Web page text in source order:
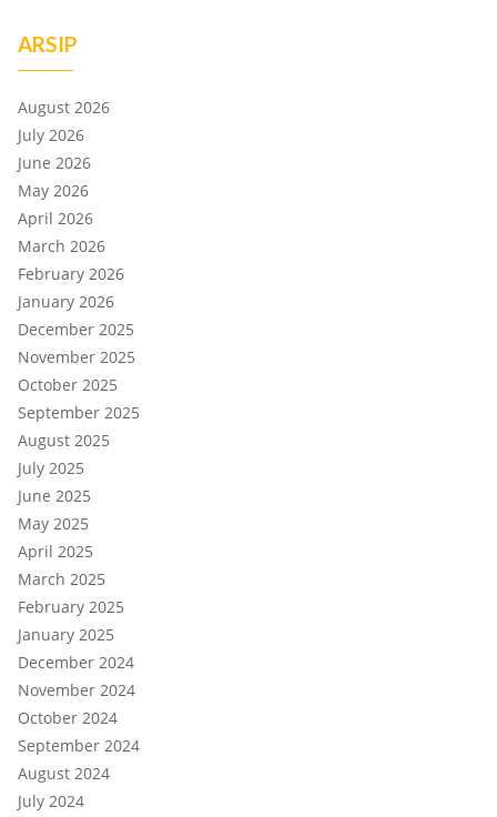
ARSIP
August 2026
July 2026
June 2026
May 2026
April 2026
March 2026
February 2026
January 2026
December 2025
November 2025
October 2025
September 2025
August 2025
July 2025
June 2025
May 2025
April 2025
March 2025
February 2025
January 2025
December 2024
November 2024
October 2024
September 2024
August 2024
July 2024